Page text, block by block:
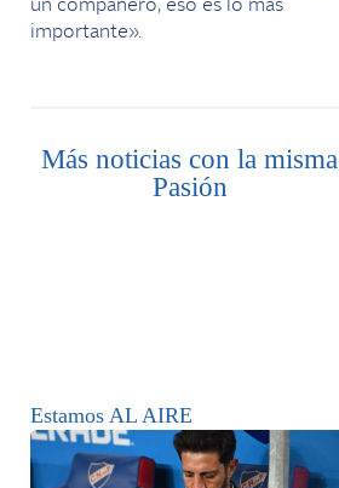
un compañero, eso es lo más
importante».
Más noticias con la misma
Pasión
Estamos AL AIRE